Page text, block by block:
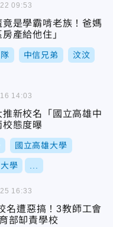
是學霸啃老族！爸媽
房產給他住」
中信兄弟 汶汶
09:53
新校名「國立高雄中
態度曝
國立高雄大學
學
14:03
名遭惡搞！3教師工會
部缷責學校
16:33